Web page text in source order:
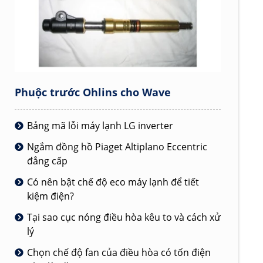
Phuộc trước Ohlins cho Wave
Bảng mã lỗi máy lạnh LG inverter
Ngắm đồng hồ Piaget Altiplano Eccentric
đẳng cấp
Có nên bật chế độ eco máy lạnh để tiết
kiệm điện?
Tại sao cục nóng điều hòa kêu to và cách xử
lý
Chọn chế độ fan của điều hòa có tốn điện